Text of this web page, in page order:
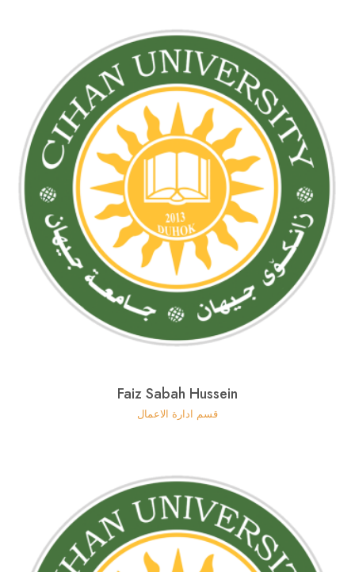
Faiz Sabah Hussein
قسم ادارة الاعمال